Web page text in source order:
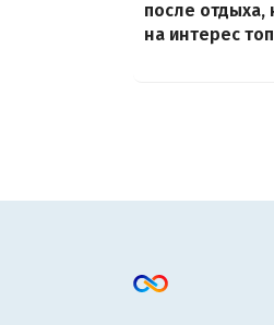
после отдыха,
на интерес